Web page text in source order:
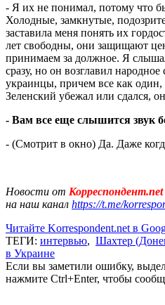
- Я их не понимал, потому что
Холодные, замкнутые,
заставила меня понять их
лет свободны, они защищают
принимаем за должное. Я
сразу, но он возглавил
украинцы, причем все как
Зеленский убежал или сдался,
- Вам все еще слышится звук
- (Смотрит в окно) Да. Даже
Новости от Корреспондент.net
на наш канал https://t.me/
Читайте Korrespondent.net в
ТЕГИ: интервью, Шахтер
в Украине
Если вы заметили ошибку,
нажмите Ctrl+Enter, чтобы